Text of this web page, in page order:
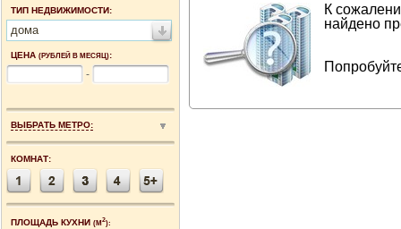
ТИП НЕДВИЖИМОСТИ:
дома
ЦЕНА (РУБЛЕЙ В МЕСЯЦ):
-
ВЫБРАТЬ МЕТРО:
КОМНАТ:
ПЛОЩАДЬ КУХНИ (М2):
К
найдено